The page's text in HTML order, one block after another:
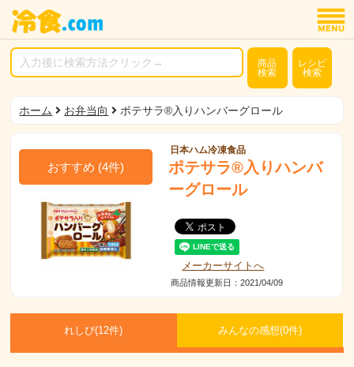
商品
検索
レシピ
検索
ホーム お弁当向 ポテサラ®入りハンバーグロール
おすすめ (4件)
日本ハム冷凍食品
ポテサラ®入りハンバ
ーグロール
メーカーサイトへ
商品情報更新日：2021/04/09
れしぴ(12件) みんなの感想(0件)